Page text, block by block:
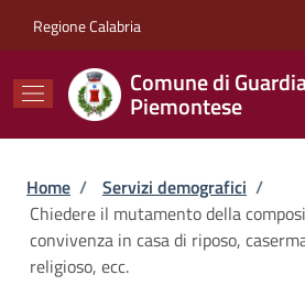
Regione Calabria
Comune di
Piemontese
Briciole di pane
Home / Servizi demografici /
Chiedere il mutamento della
convivenza in casa di riposo,
religioso, ecc.